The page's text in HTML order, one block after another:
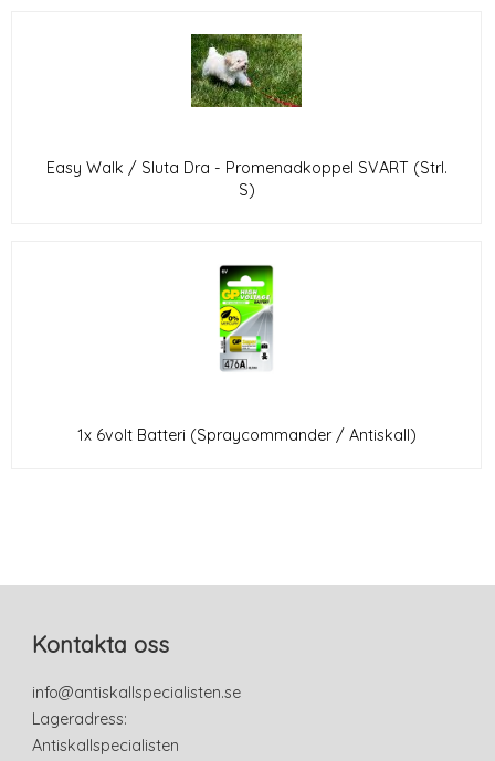
Easy Walk / Sluta Dra - Promenadkoppel SVART (Strl.
S)
1x 6volt Batteri (Spraycommander / Antiskall)
Kontakta oss
info@antiskallspecialisten.se
Lageradress:
Antiskallspecialisten